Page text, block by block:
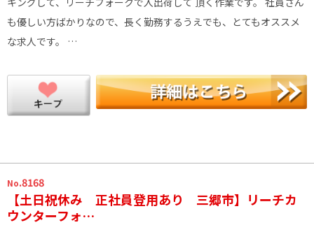
も優しい方ばかりなので、長く勤務するうえでも、とてもオススメ
な求人です。 …
No.8168
【土日祝休み 正社員登用あり 三郷市】リーチカ
ウンターフォ…